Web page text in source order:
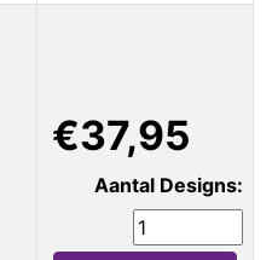
€37,95
Aantal Designs: